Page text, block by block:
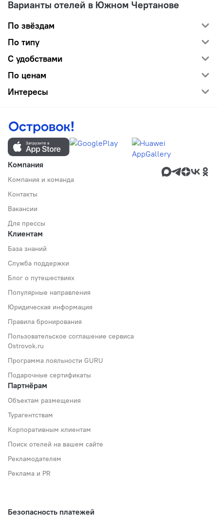
Варианты отелей в Южном Чертанове
По звёздам
По типу
С удобствами
По ценам
Интересы
Компания
Компания и команда
Контакты
Вакансии
Для прессы
Клиентам
База знаний
Служба поддержки
Блог о путешествиях
Популярные направления
Юридическая информация
Правила бронирования
Пользовательское соглашение сервиса
Ostrovok.ru
Программа лояльности GURU
Подарочные сертификаты
Партнёрам
Объектам размещения
Турагентствам
Корпоративным клиентам
Поиск отелей на вашем сайте
Рекламодателям
Реклама и PR
Безопасность платежей